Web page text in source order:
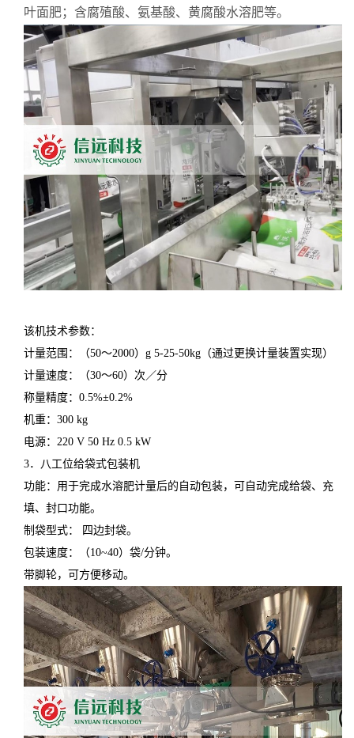
叶面肥；含腐殖酸、氨基酸、黄腐酸水溶肥等。
该机技术参数：
计量范围：（50～2000）g 5-25-50kg（通过更换计量装置实现）
计量速度：（30～60）次／分
称量精度：0.5%±0.2%
机重：300 kg
电源：220 V 50 Hz 0.5 kW
3．八工位给袋式包装机
功能：用于完成水溶肥计量后的自动包装，可自动完成给袋、充
填、封口功能。
制袋型式： 四边封袋。
包装速度：（10~40）袋/分钟。
带脚轮，可方便移动。